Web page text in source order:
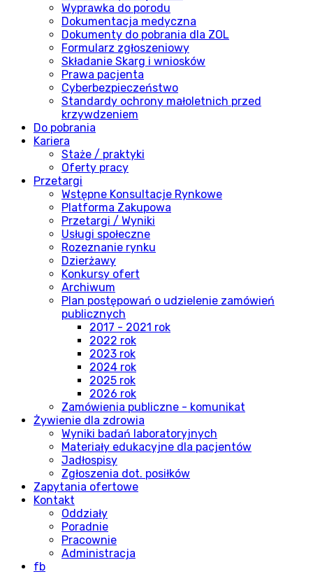
Wyprawka do porodu
Dokumentacja medyczna
Dokumenty do pobrania dla ZOL
Formularz zgłoszeniowy
Składanie Skarg i wniosków
Prawa pacjenta
Cyberbezpieczeństwo
Standardy ochrony małoletnich przed
krzywdzeniem
Do pobrania
Kariera
Staże / praktyki
Oferty pracy
Przetargi
Wstępne Konsultacje Rynkowe
Platforma Zakupowa
Przetargi / Wyniki
Usługi społeczne
Rozeznanie rynku
Dzierżawy
Konkursy ofert
Archiwum
Plan postępowań o udzielenie zamówień
publicznych
2017 - 2021 rok
2022 rok
2023 rok
2024 rok
2025 rok
2026 rok
Zamówienia publiczne - komunikat
Żywienie dla zdrowia
Wyniki badań laboratoryjnych
Materiały edukacyjne dla pacjentów
Jadłospisy
Zgłoszenia dot. posiłków
Zapytania ofertowe
Kontakt
Oddziały
Poradnie
Pracownie
Administracja
fb